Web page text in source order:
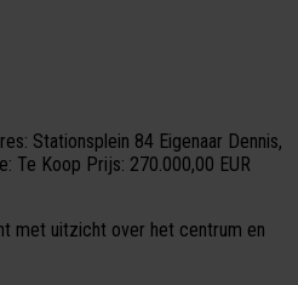
Stationsplein 84 Eigenaar Dennis,
Te Koop Prijs: 270.000,00 EUR
met uitzicht over het centrum en